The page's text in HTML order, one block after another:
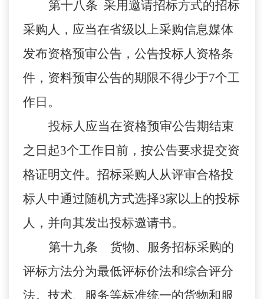
第十八条 采用邀请招标方式的招标
采购人，应当在省级以上采购信息媒体
发布资格预审公告，公告投标人资格条
件，资料预审公告的期限不得少于7个工
作日。
投标人应当在资格预审公告期结束
之日起3个工作日前，按公告要求提交资
格证明文件。招标采购人从评审合格投
标人中通过随机方式选择3家以上的投标
人，并向其发出投标邀请书。
第十九条 货物、服务招标采购的
评标方法分为最低评标价法和综合评分
法。技术、服务等标准统一的货物和服